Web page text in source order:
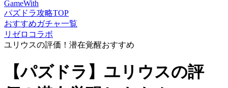
GameWith
パズドラ攻略TOP
おすすめガチャ一覧
リゼロコラボ
ユリウスの評価！潜在覚醒おすすめ
【パズドラ】ユリウスの評